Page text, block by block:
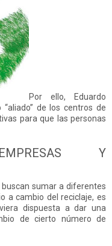
Por ello, Eduardo
de los centros de
para que las personas
Y
sumar a diferentes
a cambio del reciclaje, es
dispuesta a dar una
de cierto número de